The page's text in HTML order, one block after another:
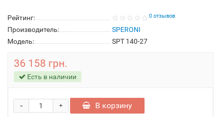
Рейтинг: 0 отзывов
Производитель:
SPERONI
Модель:
SPT 140-27
36 158 грн.
Есть в наличии
+
- В корзину